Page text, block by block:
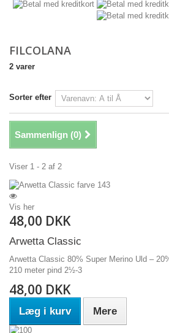
FILCOLANA
2 varer
Sorter efter
Sammenlign (0)
Viser 1 - 2 af 2
Vis her
48,00 DKK
Arwetta Classic
Arwetta Classic 80% Super Merino Uld –
210 meter pind 2½-3
48,00 DKK
Læg i kurv Mere